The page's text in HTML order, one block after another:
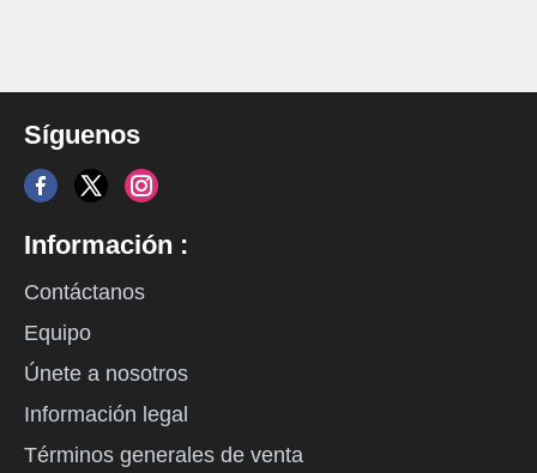
Síguenos
Información :
Contáctanos
Equipo
Únete a nosotros
Información legal
Términos generales de venta